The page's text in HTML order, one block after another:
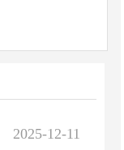
2025-12-11